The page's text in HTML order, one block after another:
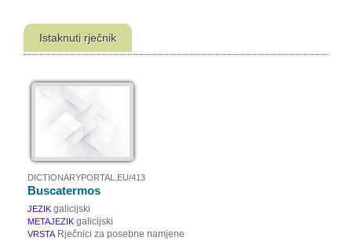
Istaknuti rječnik
DICTIONARYPORTAL.EU/413
Buscatermos
JEZIK galicijski
METAJEZIK galicijski
VRSTA Rječnici za posebne namjene